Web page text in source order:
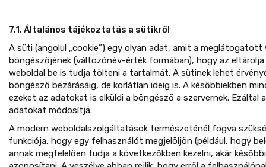
7.1. Általános tájékoztatás a sütikről
A süti (angolul „cookie”) egy olyan adat, amit a
böngészőjének (változónév-érték formában), hogy az eltárolja
weboldal be is tudja tölteni a tartalmát. A sütinek lehet
böngésző bezárásáig, de korlátlan ideig is. A későbbiekben
ezeket az adatokat is elküldi a böngésző a szervernek. Ezáltal
adatokat módosítja.
A modern weboldalszolgáltatások természeténél fogva
funkciója, hogy egy felhasználót megjelöljön (például, hogy
annak megfelelően tudja a következőkben kezelni, akár